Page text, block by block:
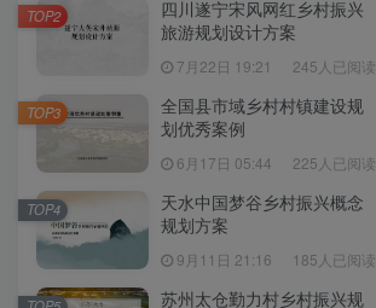
四川遂宁宋风网红乡村振兴
旅游规划设计方案
7月22日 19:21 245人已阅读
TOP2
全国县市域乡村村镇建设规
划优秀案例
6月17日 05:44 225人已阅读
TOP3
天水中国梦谷乡村振兴概念
规划方案
9月11日 21:16 185人已阅读
TOP4
苏州太仓勤力村乡村振兴规